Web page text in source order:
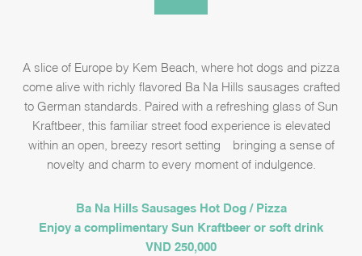
A slice of Europe by Kem Beach, where hot dogs and pizza
come alive with richly flavored Ba Na Hills sausages crafted
to German standards. Paired with a refreshing glass of Sun
Kraftbeer, this familiar street food experience is elevated
within an open, breezy resort setting—bringing a sense of
novelty and charm to every moment of indulgence.
Ba Na Hills Sausages Hot Dog / Pizza
Enjoy a complimentary Sun Kraftbeer or soft drink
VND 250,000